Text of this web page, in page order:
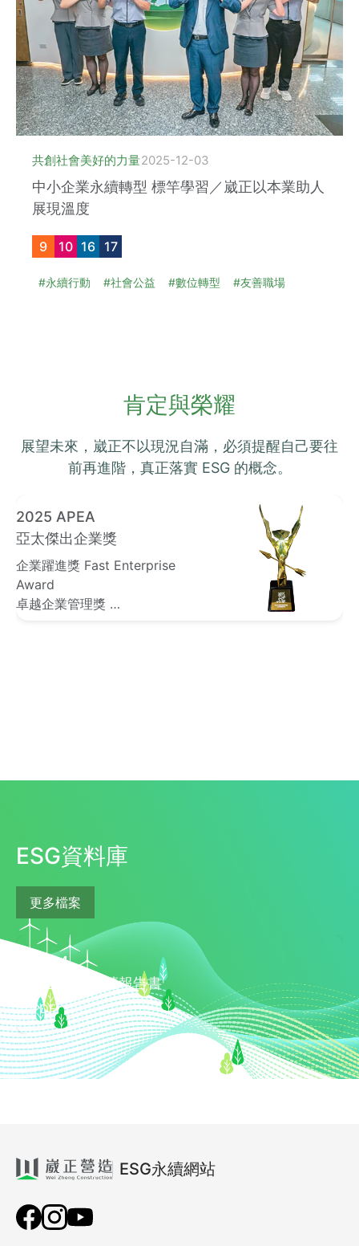
共創社會美好的力量2025-12-03
中小企業永續轉型 標竿學習／崴正以本業助人
展現溫度
9 10 16 17
#永續行動 #社會公益 #數位轉型 #友善職場
肯定與榮耀
展望未來，崴正不以現況自滿，必須提醒自己要往
前再進階，真正落實 ESG 的概念。
2025 第五屆 哈佛商業評論
數位轉型鼎革獎
【智慧管理轉型獎-中小型機構
組】楷模獎
ESG資料庫
更多檔案
2024
崴正營造永續報告書
PDF
ESG永續網站